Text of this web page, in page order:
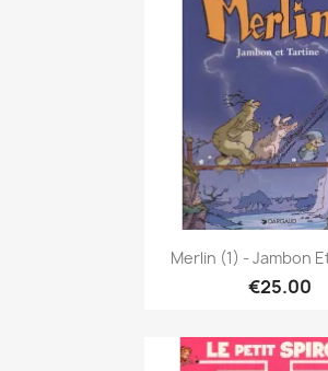
 Quick
Merlin (1) - Jambon
€25.00